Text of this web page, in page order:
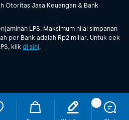
Otoritas Jasa Keuangan & Bank
LPS. Maksimum nilai simpanan
per Bank adalah Rp2 miliar. Untuk cek
klik di sini.